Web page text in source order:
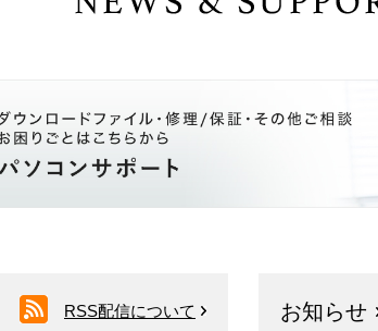
RSS配信について お知らせ